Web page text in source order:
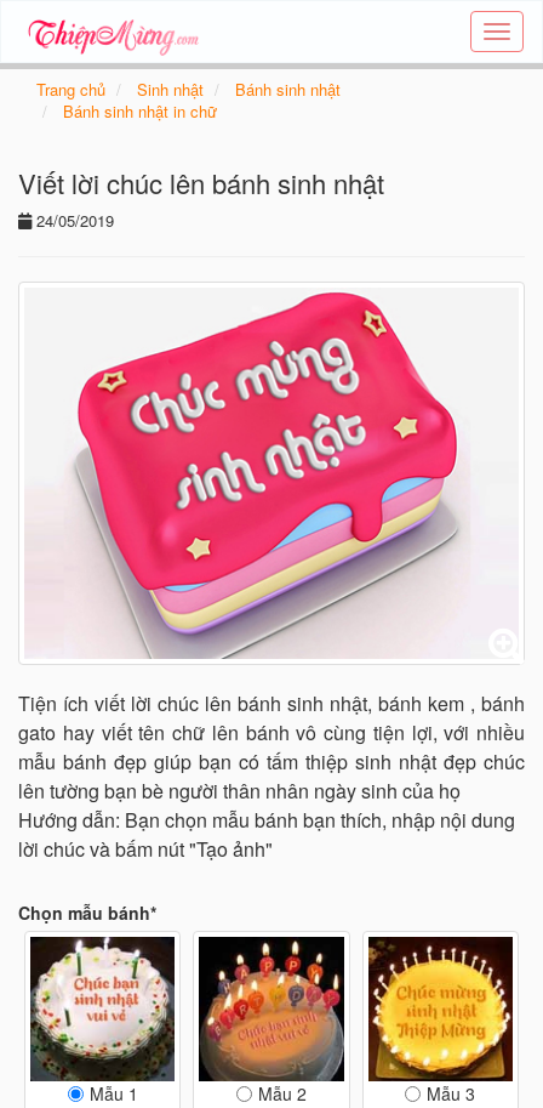
Tạo
thiệp
Trang chủ Sinh nhật
Bánh sinh nhật
Bánh sinh nhật in chữ
Viết lời chúc lên bánh sinh nhật
24/05/2019
Tiện ích viết lời chúc lên bánh sinh nhật, bánh kem , bánh
gato hay viết tên chữ lên bánh vô cùng tiện lợi, với nhiều
mẫu bánh đẹp giúp bạn có tấm thiệp sinh nhật đẹp chúc
lên tường bạn bè người thân nhân ngày sinh của họ
Hướng dẫn: Bạn chọn mẫu bánh bạn thích, nhập nội dung
lời chúc và bấm nút "Tạo ảnh"
Chọn mẫu bánh*
Mẫu 1
Mẫu 2
Mẫu 3